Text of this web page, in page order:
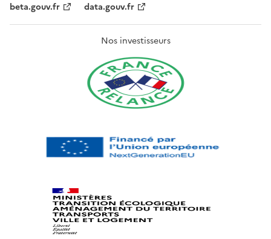
beta.gouv.fr
data.gouv.fr
Nos investisseurs